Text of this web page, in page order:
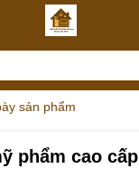
sản phẩm
phẩm cao cấp